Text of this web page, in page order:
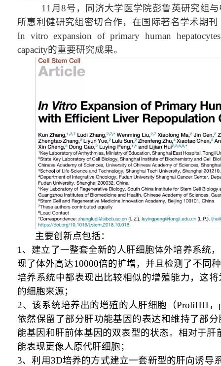
11 月8号，同济大学医学院彭鲁英研究组
所惠利健研究组密切合作，在国际著名学术期刊
In vitro expansion of primary human
capacity的重要研究成果。
主要创新点包括：
1 、建立了一整套全新的人肝细胞体外培养系统
现了体外高达10000倍的扩增，并且检测了不同
培养系统中都表现出比较相似的增殖能力，这
的细胞来源；
2、该系统培养出的增殖的人肝细胞（ProliHH ，
依然保留了部分肝功能基因的表达和维持了部
能基因和肝前体基因的双表型的状态。相对于肝
能表现更像人原代肝细胞；
3、利用3D培养的方式建立一套新型的肝向诱导